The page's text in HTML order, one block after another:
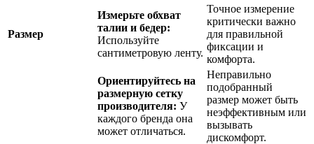
Размер
Измерьте обхват
талии и бедер:
Используйте
сантиметровую ленту.
Точное измерение
критически важно
для правильной
фиксации и
комфорта.
Ориентируйтесь на
размерную сетку
производителя: У
каждого бренда она
может отличаться.
Неправильно
подобранный
размер может быть
неэффективным или
вызывать
дискомфорт.